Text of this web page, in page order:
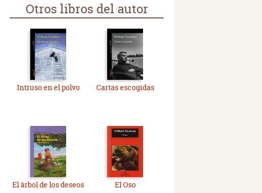
Otros libros del autor
Intruso en el polvo Cartas escogidas
El árbol de los deseos El Oso